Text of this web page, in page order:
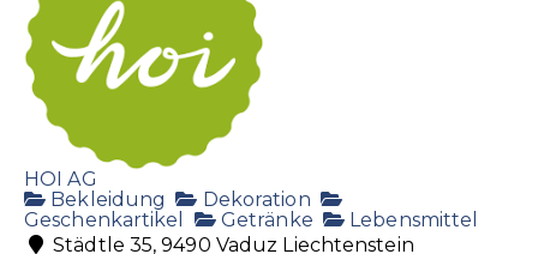
HOI AG
Bekleidung
Dekoration
Geschenkartikel
Getränke
Lebensmittel
Städtle 35, 9490 Vaduz Liechtenstein